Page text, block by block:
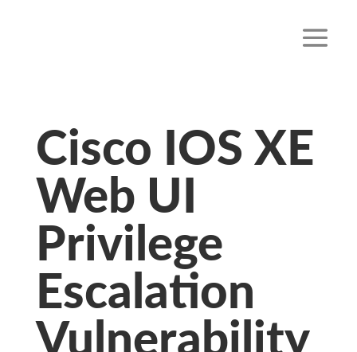
Cisco IOS XE
Web UI
Privilege
Escalation
Vulnerability